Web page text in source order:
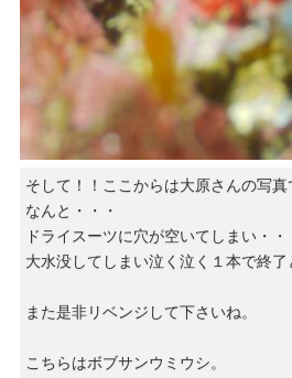
そして！！ここからは大原さんの写真
なんと・・・
ドライスーツに穴が空いてしまい・・
大水没してしまい泣く泣く１本で終了
また是非リベンジして下さいね。
こちらはボブサンウミウシ。